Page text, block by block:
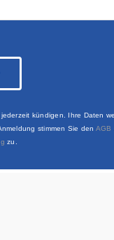
kündigen. Ihre Daten
stimmen Sie den AGB
zu.